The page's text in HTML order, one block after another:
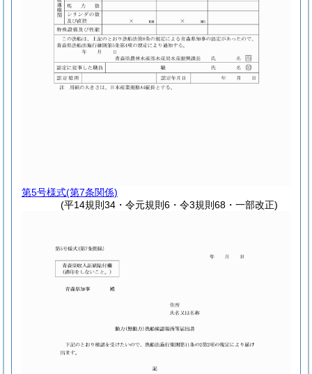
第5号様式(第7条関係)
(平14規則34・令元規則6・令3規則68・一部改正)